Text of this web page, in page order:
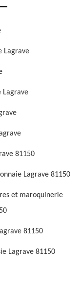
Lagrave
Lagrave
81150
Lagrave 81150
et maroquinerie
81150
Lagrave 81150